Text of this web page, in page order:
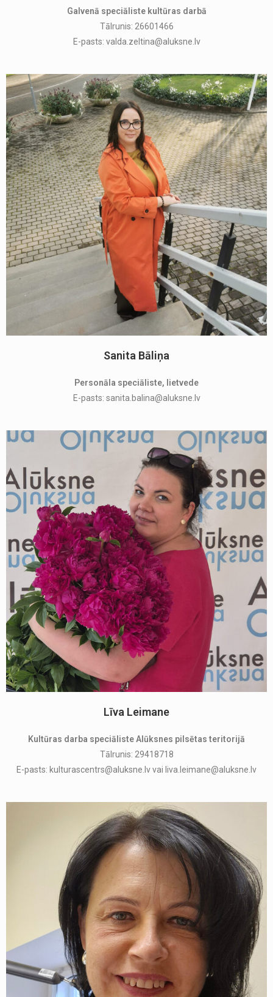
Galvenā speciāliste kultūras darbā
Tālrunis: 26601466
E-pasts: valda.zeltina@aluksne.lv
Sanita Bāliņa
Personāla speciāliste, lietvede
E-pasts: sanita.balina@aluksne.lv
Līva Leimane
Kultūras darba speciāliste Alūksnes pilsētas teritorijā
Tālrunis: 29418718
E-pasts: kulturascentrs@aluksne.lv vai liva.leimane@aluksne.lv